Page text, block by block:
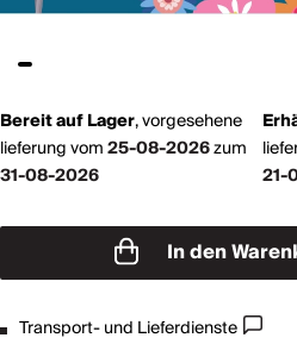
Bereit auf Lager,vorgesehene
lieferung vom25-08-2026zum
31-08-2026
21-
In den
Transport- und Lieferdienste